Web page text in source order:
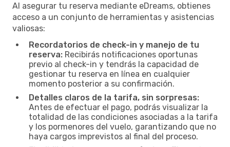
Al asegurar tu reserva mediante eDreams, obtienes
acceso a un conjunto de herramientas y asistencias
valiosas:
Recordatorios de check-in y manejo de tu
reserva: Recibirás notificaciones oportunas
previo al check-in y tendrás la capacidad de
gestionar tu reserva en línea en cualquier
momento posterior a su confirmación.
Detalles claros de la tarifa, sin sorpresas:
Antes de efectuar el pago, podrás visualizar la
totalidad de las condiciones asociadas a la tarifa
y los pormenores del vuelo, garantizando que no
haya cargos imprevistos al final del proceso.